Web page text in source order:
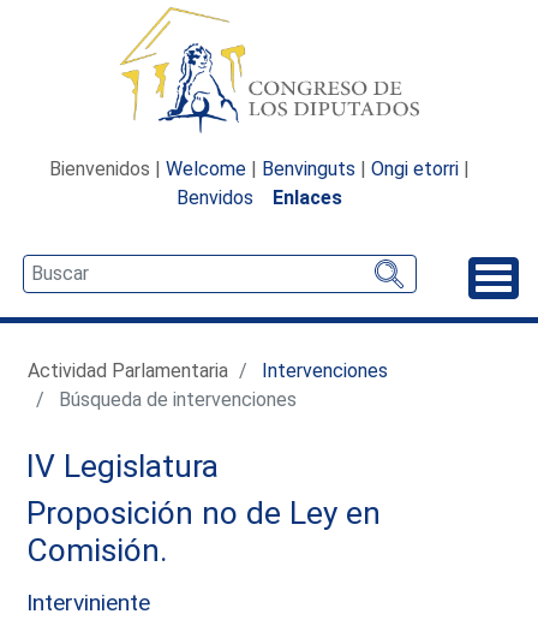
Bienvenidos | Welcome | Benvinguts | Ongi etorri |
Benvidos
Enlaces
Actividad Parlamentaria
Intervenciones
Búsqueda de intervenciones
IV Legislatura
Proposición no de Ley en
Comisión.
Interviniente